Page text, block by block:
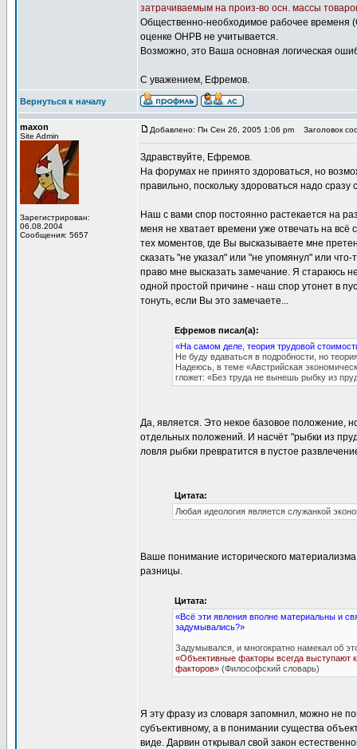
затрачиваемым на произ-во осн. массы
Общественно-необходимое рабочее временя
оценке ОНРВ не учитывается.
Возможно, это Ваша основная логическая
С уважением, Ефремов.
Вернуться к началу
maxon
Site Admin
Зарегистрирован:
06.08.2004
Сообщения: 5657
Добавлено: Пн Сен 26, 2005 1:06 pm Заголовок
Здравствуйте, Ефремов.
На форумах не принято здороваться, но
правильно, поскольку здороваться надо
Наш с вами спор постоянно растекается на
меня не хватает времени уже отвечать на всё
тех моментов, где Вы высказываете мне
сказать "не указал" или "не упомянул" или
право мне высказать замечание. Я стараюсь
одной простой причине - наш спор утонет в
тонуть, если Вы это замечаете...
Ефремов писал(а):
«На самом деле, теория трудовой
Не буду вдаваться в подробности, но
Надеюсь, в теме «Австрийская
гложет: «Без труда не вынешь рыбку из
Да, является. Это некое базовое положение,
отдельных положений. И насчёт "рыбки из
ловля рыбки превратится в пустое
Цитата:
Любая идеология является служанкой
Ваше понимание исторического
разницы.
Цитата:
«Всё эти явления вполне материальны и
задумывались?»
Задумывался, и многократно намекал об
«Объективные факторы всегда выступают
факторов» (Философский словарь)
Я эту фразу из словаря запомнил, можно не
субъективному, а в понимании существа
виде. Дарвин открывал свой закон